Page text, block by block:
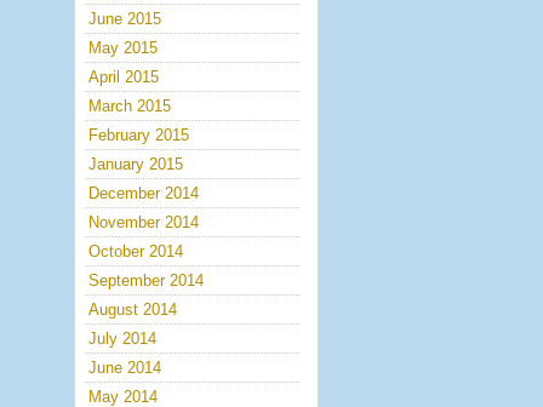
June 2015
May 2015
April 2015
March 2015
February 2015
January 2015
December 2014
November 2014
October 2014
September 2014
August 2014
July 2014
June 2014
May 2014